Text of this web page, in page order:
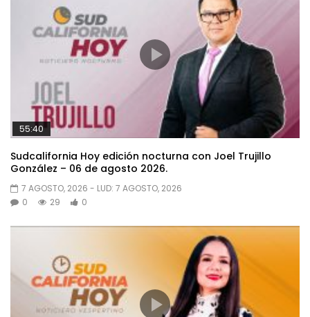
55:40
Sudcalifornia Hoy edición nocturna con Joel Trujillo
González – 06 de agosto 2026.
7 AGOSTO, 2026 - LUD: 7 AGOSTO, 2026
0
29 0